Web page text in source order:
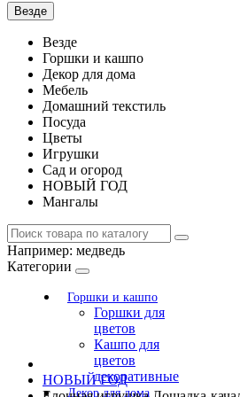
Везде
Везде
Горшки и кашпо
Декор для дома
Мебель
Домашний текстиль
Посуда
Цветы
Игрушки
Сад и огород
НОВЫЙ ГОД
Мангалы
Например: медведь
Категории
Горшки и кашпо
Горшки для
цветов
Кашпо для
цветов
декоративные
Декор для дома
НОВЫЙ ГОД